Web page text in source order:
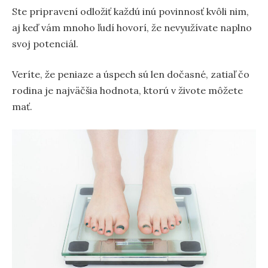
Ste pripravení odložiť každú inú povinnosť kvôli nim,
aj keď vám mnoho ľudí hovorí, že nevyužívate naplno
svoj potenciál.
Veríte, že peniaze a úspech sú len dočasné, zatiaľ čo
rodina je najväčšia hodnota, ktorú v živote môžete
mať.